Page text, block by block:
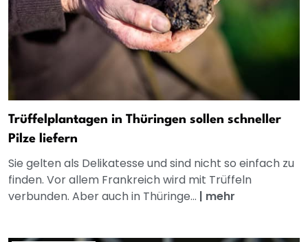
Trüffelplantagen in Thüringen sollen schneller
Pilze liefern
Sie gelten als Delikatesse und sind nicht so einfach zu
finden. Vor allem Frankreich wird mit Trüffeln
verbunden. Aber auch in Thüringe... | mehr